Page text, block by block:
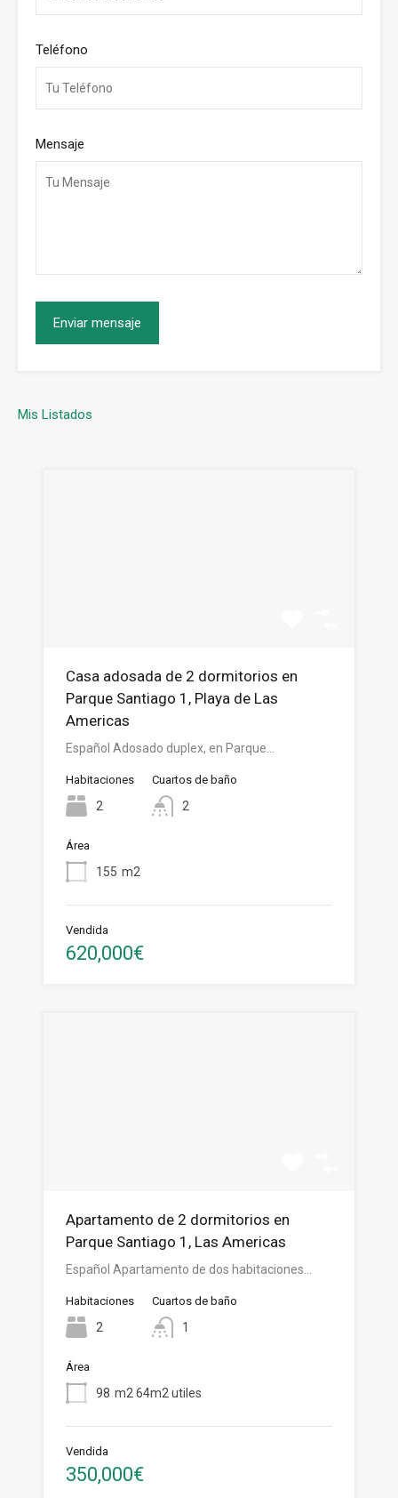
Teléfono
Mensaje
Mis Listados
Casa adosada de 2 dormitorios en
Parque Santiago 1, Playa de Las
Americas
Español Adosado duplex, en Parque…
Habitaciones
2
Cuartos de baño
2
Área
155 m2
Vendida
620,000€
Apartamento de 2 dormitorios en
Parque Santiago 1, Las Americas
Español Apartamento de dos habitaciones…
Habitaciones
2
Cuartos de baño
1
Área
98 m2 64m2 utiles
Vendida
350,000€